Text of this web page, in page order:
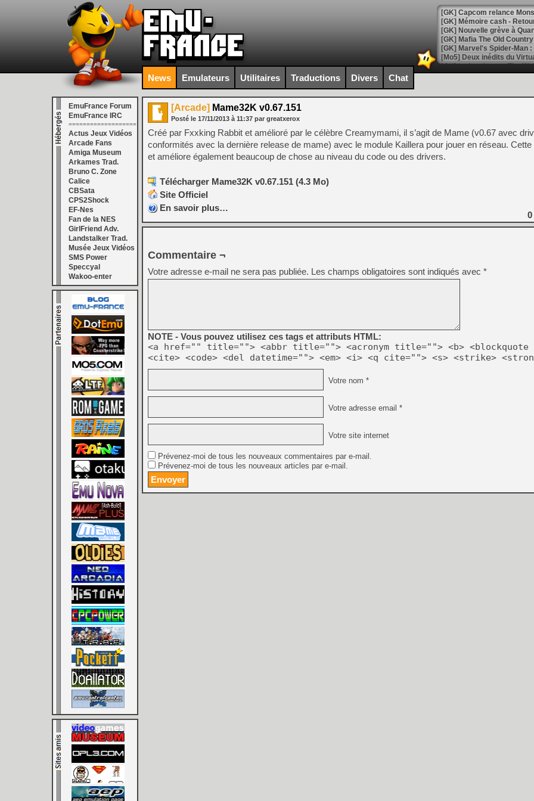
[GK] Capcom relance
[Mo5] Deux inédits du
[GK] Le beat'em up The
[GK] Endless Legend 2 :
[LS] [PS5] Le WebKit
[GK] Oubliez Crazy Taxi,
[LS] [Switch] NSZ 5.0.0
[GK] No More Room in
[GK] Un chatbot Atelier
[GK] Mémoire cash -
[GK] Nvidia : le prix des
[GK] Suikoden Star Leap
[Mo5] La mini borne
[GK] Atari renoue avec les
[GK] Le studio de FIFA
[GK] La PlayStation 1 en
[GK] Dawn of War 4 : les
[GK] CloverPit : l'héritier
[GK] Stellar Blade : Blood
[GK] Palworld Online est
[GK] Wuchang 2 : le
[GK] Test : Big Walk est le
[GK] Starsand Island : la
[GK] La Xbox Series X
[GK] Moonlighter 2 : The
News Emulateurs Utilitaires Traductions Divers Chat
EmuFrance Forum
EmuFrance IRC
===================
Actus Jeux Vidéos
Arcade Fans
Amiga Museum
Arkames Trad.
Bruno C. Zone
Calice
CBSata
CPS2Shock
EF-Nes
Fan de la NES
GirlFriend Adv.
Landstalker Trad.
Musée Jeux Vidéos
SMS Power
Speccyal
Wakoo-enter
[Arcade] Mame32K v0.67.151
Posté le 17/11/2013 à 11:37 par greatxerox
Créé par Fxxking Rabbit et amélioré par le célèbre Creamymami, il s’agit de Mame (v0.67 avec
conformités avec la dernière release de mame) avec le module Kaillera pour jouer en réseau.
et améliore également beaucoup de chose au niveau du code ou des drivers.
Télécharger Mame32K v0.67.151 (4.3 Mo)
Site Officiel
En savoir plus…
0
Commentaire ¬
Votre adresse e-mail ne sera pas publiée. Les champs obligatoires sont indiqués avec *
NOTE - Vous pouvez utilisez ces tags et attributs HTML:
<a href="" title=""> <abbr title=""> <acronym title=""> <b> <blockquote
<cite> <code> <del datetime=""> <em> <i> <q cite=""> <s> <strike>
Votre nom *
Votre adresse email *
Votre site internet
Prévenez-moi de tous les nouveaux commentaires par e-mail.
Prévenez-moi de tous les nouveaux articles par e-mail.